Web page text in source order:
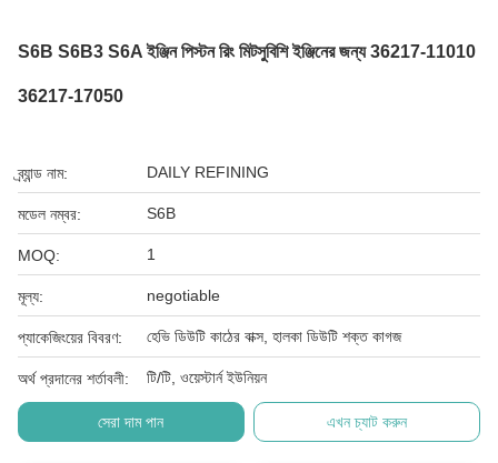
S6B S6B3 S6A ইঞ্জিন পিস্টন রিং মিটসুবিশি ইঞ্জিনের জন্য 36217-11010
36217-17050
ব্র্যান্ড নাম: DAILY REFINING
মডেল নম্বর: S6B
MOQ: 1
মূল্য: negotiable
প্যাকেজিংয়ের বিবরণ: হেভি ডিউটি ​​কাঠের বাক্স, হালকা ডিউটি ​​শক্ত কাগজ
অর্থ প্রদানের শর্তাবলী: টি/টি, ওয়েস্টার্ন ইউনিয়ন
সেরা দাম পান এখন চ্যাট করুন